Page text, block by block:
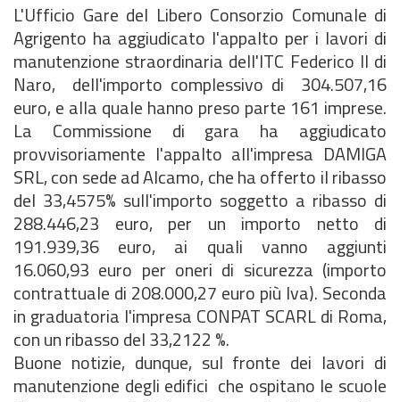
L'Ufficio Gare del Libero Consorzio Comunale di
Agrigento ha aggiudicato l'appalto per i lavori di
manutenzione straordinaria dell'ITC Federico II di
Naro, dell'importo complessivo di 304.507,16
euro, e alla quale hanno preso parte 161 imprese.
La Commissione di gara ha aggiudicato
provvisoriamente l'appalto all'impresa DAMIGA
SRL, con sede ad Alcamo, che ha offerto il ribasso
del 33,4575% sull'importo soggetto a ribasso di
288.446,23 euro, per un importo netto di
191.939,36 euro, ai quali vanno aggiunti
16.060,93 euro per oneri di sicurezza (importo
contrattuale di 208.000,27 euro più Iva). Seconda
in graduatoria l'impresa CONPAT SCARL di Roma,
con un ribasso del 33,2122 %.
Buone notizie, dunque, sul fronte dei lavori di
manutenzione degli edifici che ospitano le scuole